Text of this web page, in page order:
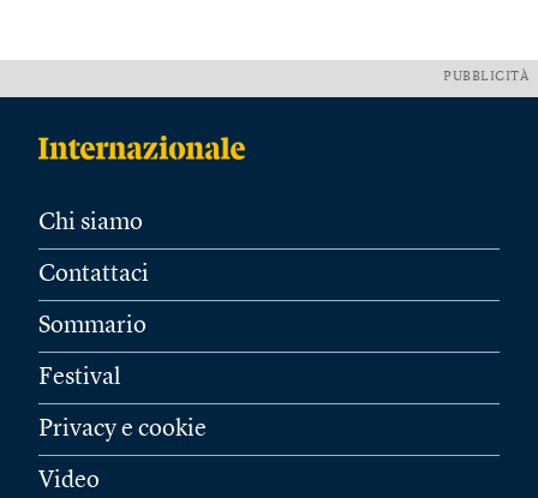
PUBBLICITÀ
Chi siamo
Contattaci
Sommario
Festival
Privacy e cookie
Video